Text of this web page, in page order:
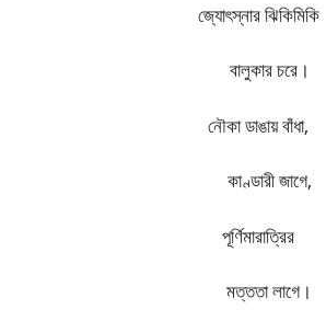
জ্যোৎস্নার ঝিকিমিকি
বালুকার চরে।
নৌকা ডাঙায় বাঁধা,
কাণ্ডারী জাগে,
পূর্ণিমারাত্রির
মত্ততা লাগে।